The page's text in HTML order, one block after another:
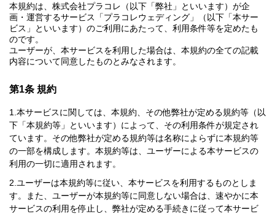
本規約は、株式会社プラコレ（以下「弊社」といいます）が企
画・運営するサービス「プラコレウェディング」（以下「本サー
ビス」といいます）のご利用にあたって、利用条件等を定めたも
のです。
ユーザーが、本サービスを利用した場合は、本規約の全ての記載
内容について同意したものとみなされます。
第1条 規約
本サービスに関しては、本規約、その他弊社が定める規約等（以
下「本規約等」といいます）によって、その利用条件が規定され
ています。その他弊社が定める規約等は名称によらずに本規約等
の一部を構成します。本規約等は、ユーザーによる本サービスの
利用の一切に適用されます。
ユーザーは本規約等に従い、本サービスを利用するものとしま
す。また、ユーザーが本規約等に同意しない場合は、速やかに本
サービスの利用を停止し、弊社が定める手続きに従って本サービ